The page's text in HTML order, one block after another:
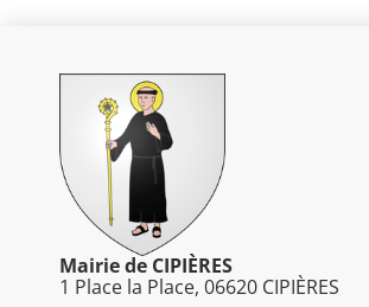
Mairie de CIPIÈRES
1 Place la Place, 06620 CIPIÈRES